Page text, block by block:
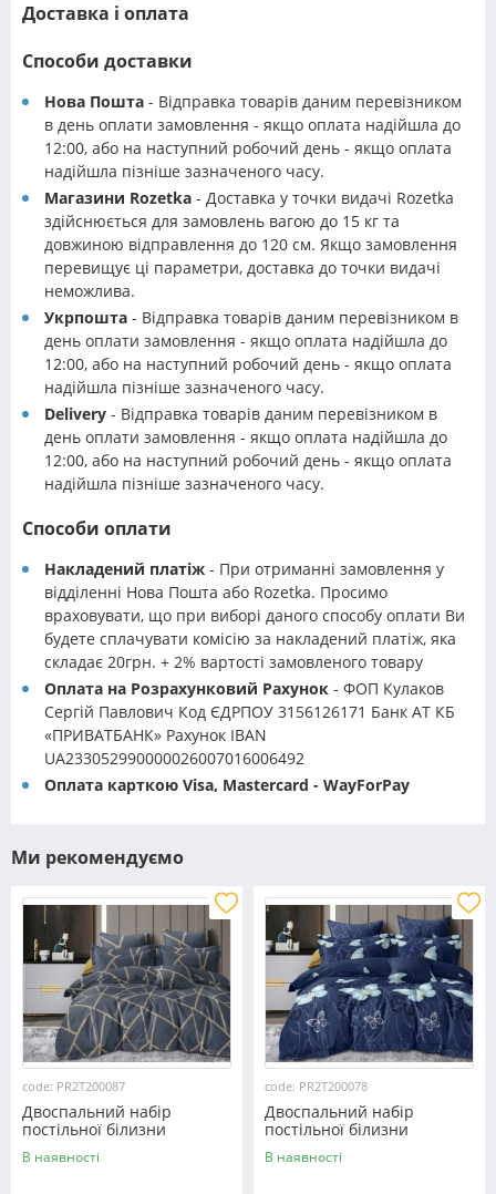
Доставка і оплата
Способи доставки
Нова Пошта - Відправка товарів даним перевізником
в день оплати замовлення - якщо оплата надійшла до
12:00, або на наступний робочий день - якщо оплата
надійшла пізніше зазначеного часу.
Магазини Rozetka - Доставка у точки видачі Rozetka
здійснюється для замовлень вагою до 15 кг та
довжиною відправлення до 120 см. Якщо замовлення
перевищує ці параметри, доставка до точки видачі
неможлива.
Укрпошта - Відправка товарів даним перевізником в
день оплати замовлення - якщо оплата надійшла до
12:00, або на наступний робочий день - якщо оплата
надійшла пізніше зазначеного часу.
Delivery - Відправка товарів даним перевізником в
день оплати замовлення - якщо оплата надійшла до
12:00, або на наступний робочий день - якщо оплата
надійшла пізніше зазначеного часу.
Способи оплати
Накладений платіж - При отриманні замовлення у
відділенні Нова Пошта або Rozetka. Просимо
враховувати, що при виборі даного способу оплати Ви
будете сплачувати комісію за накладений платіж, яка
складає 20грн. + 2% вартості замовленого товару
Оплата на Розрахунковий Рахунок - ФОП Кулаков
Сергій Павлович Код ЄДРПОУ 3156126171 Банк АТ КБ
«ПРИВАТБАНК» Рахунок IBAN
UA233052990000026007016006492
Оплата карткою Visa, Mastercard - WayForPay
Ми рекомендуємо
code: PR2T200087
Двоспальний набір
постільної білизни
180*220 із полікотону
№200087 Черешенька™
В наявності
code: PR2T200078
Двоспальний набір
постільної білизни
180*220 із полікотону
№200078 Черешенька™
В наявності